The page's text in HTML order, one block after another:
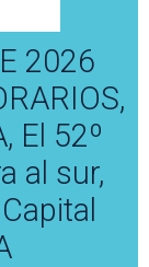
2026
El 52º
al sur,